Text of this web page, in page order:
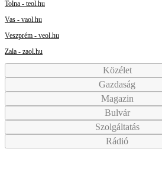
Tolna - teol.hu
Vas - vaol.hu
Veszprém - veol.hu
Zala - zaol.hu
Közélet
Gazdaság
Magazin
Bulvár
Szolgáltatás
Rádió